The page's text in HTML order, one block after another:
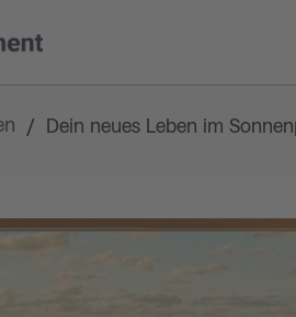
/ Dein neues Leben im